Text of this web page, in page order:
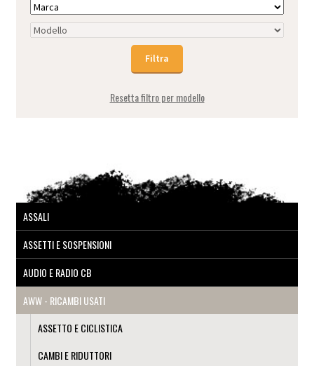
Resetta filtro per modello
ASSALI
ASSETTI E SOSPENSIONI
AUDIO E RADIO CB
AWW - RICAMBI USATI
ASSETTO E CICLISTICA
CAMBI E RIDUTTORI